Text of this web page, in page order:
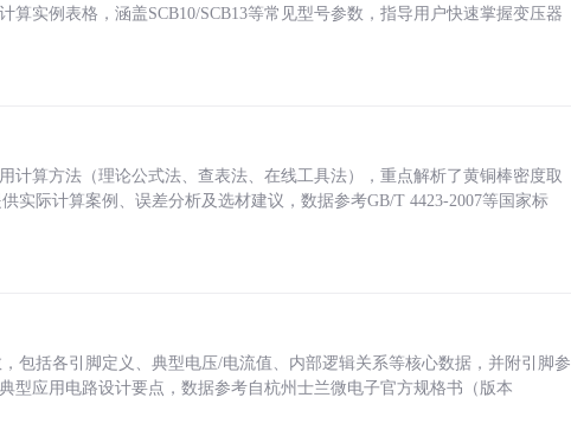
算实例表格，涵盖SCB10/SCB13等常见型号参数，指导用户快速掌握变压器
计算方法（理论公式法、查表法、在线工具法），重点解析了黄铜棒密度取
实际计算案例、误差分析及选材建议，数据参考GB/T 4423-2007等国家标
包括各引脚定义、典型电压/电流值、内部逻辑关系等核心数据，并附引脚参
型应用电路设计要点，数据参考自杭州士兰微电子官方规格书（版本